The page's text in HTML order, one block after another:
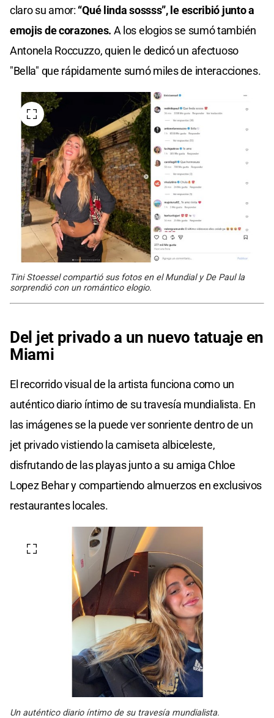
claro su amor: “Qué linda sossss”, le escribió junto a
emojis de corazones. A los elogios se sumó también
Antonela Roccuzzo, quien le dedicó un afectuoso
"Bella" que rápidamente sumó miles de interacciones.
Tini Stoessel compartió sus fotos en el Mundial y De Paul la
sorprendió con un romántico elogio.
Del jet privado a un nuevo tatuaje en
Miami
El recorrido visual de la artista funciona como un
auténtico diario íntimo de su travesía mundialista. En
las imágenes se la puede ver sonriente dentro de un
jet privado vistiendo la camiseta albiceleste,
disfrutando de las playas junto a su amiga Chloe
Lopez Behar y compartiendo almuerzos en exclusivos
restaurantes locales.
Un auténtico diario íntimo de su travesía mundialista.